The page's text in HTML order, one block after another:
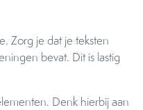
Zorg je dat je teksten
bevat. Dit is lastig
Denk hierbij aan